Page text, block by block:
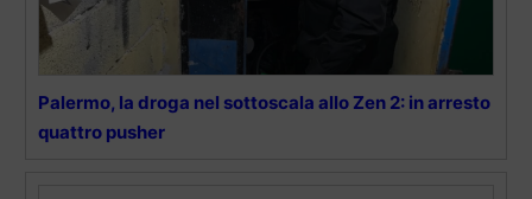
Palermo, la droga nel sottoscala allo Zen 2: in arresto
quattro pusher